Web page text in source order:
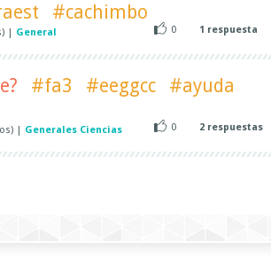
#cachimbo
General 0 1 respuesta
#fa3 #eeggcc
#ayuda
Generales Ciencias 0 2 respuestas